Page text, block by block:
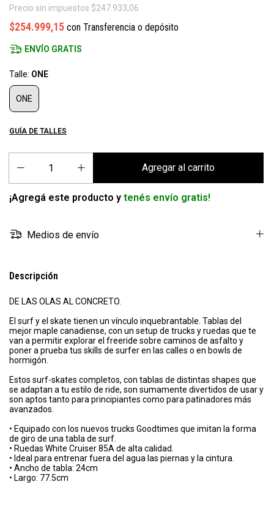
Precio sin impuestos $247.933,06
$254.999,15 con Transferencia o depósito
ENVÍO GRATIS
Talle: ONE
ONE
GUÍA DE TALLES
¡Agregá este producto y tenés envío gratis!
Medios de envío
Descripción
DE LAS OLAS AL CONCRETO.
El surf y el skate tienen un vínculo inquebrantable. Tablas del
mejor maple canadiense, con un setup de trucks y ruedas que te
van a permitir explorar el freeride sobre caminos de asfalto y
poner a prueba tus skills de surfer en las calles o en bowls de
hormigón.
Estos surf-skates completos, con tablas de distintas shapes que
se adaptan a tu estilo de ride, son sumamente divertidos de usar y
son aptos tanto para principiantes como para patinadores más
avanzados.
• Equipado con los nuevos trucks Goodtimes que imitan la forma
de giro de una tabla de surf.
• Ruedas White Cruiser 85A de alta calidad.
• Ideal para entrenar fuera del agua las piernas y la cintura.
• Ancho de tabla: 24cm
• Largo: 77.5cm